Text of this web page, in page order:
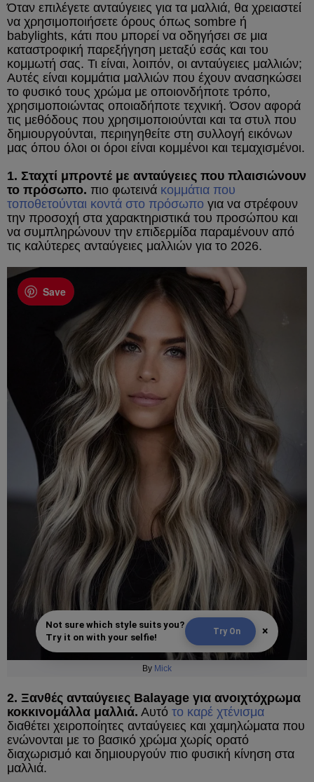
Όταν επιλέγετε ανταύγειες για τα μαλλιά, θα χρειαστεί
να χρησιμοποιήσετε όρους όπως sombre ή
babylights, κάτι που μπορεί να οδηγήσει σε μια
καταστροφική παρεξήγηση μεταξύ εσάς και του
κομμωτή σας. Τι είναι, λοιπόν, οι ανταύγειες μαλλιών;
Αυτές είναι κομμάτια μαλλιών που έχουν ανασηκώσει
το φυσικό τους χρώμα με οποιονδήποτε τρόπο,
χρησιμοποιώντας οποιαδήποτε τεχνική. Όσον αφορά
τις μεθόδους που χρησιμοποιούνται και τα στυλ που
δημιουργούνται, περιηγηθείτε στη συλλογή εικόνων
μας όπου όλοι οι όροι είναι κομμένοι και τεμαχισμένοι.
1. Σταχτί μπροντέ με ανταύγειες που πλαισιώνουν
το πρόσωπο. πιο φωτεινά κομμάτια που
τοποθετούνται κοντά στο πρόσωπο για να στρέφουν
την προσοχή στα χαρακτηριστικά του προσώπου και
να συμπληρώνουν την επιδερμίδα παραμένουν από
τις καλύτερες ανταύγειες μαλλιών για το 2026.
Save
Not sure which style suits you?
Try it on with your selfie!
Try On ×
By Mick
2. Ξανθές ανταύγειες Balayage για ανοιχτόχρωμα
κοκκινομάλλα μαλλιά. Αυτό το καρέ χτένισμα
διαθέτει χειροποίητες ανταύγειες και χαμηλώματα που
ενώνονται με το βασικό χρώμα χωρίς ορατό
διαχωρισμό και δημιουργούν πιο φυσική κίνηση στα
μαλλιά.